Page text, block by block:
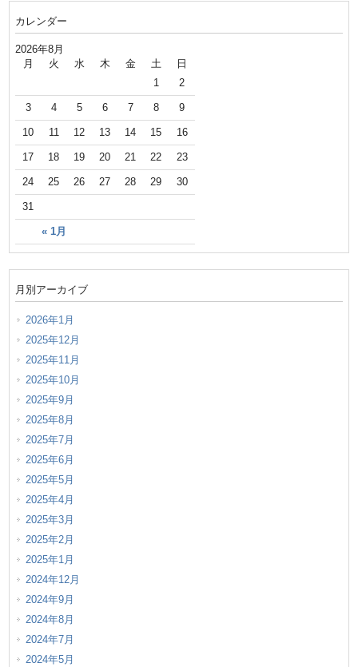
カレンダー
2026年8月
月 火 水 木 金 土 日
« 1月
1 2
3 4 5 6 7 8 9
10 11 12 13 14 15 16
17 18 19 20 21 22 23
24 25 26 27 28 29 30
31
月別アーカイブ
2026年1月
2025年12月
2025年11月
2025年10月
2025年9月
2025年8月
2025年7月
2025年6月
2025年5月
2025年4月
2025年3月
2025年2月
2025年1月
2024年12月
2024年9月
2024年8月
2024年7月
2024年5月